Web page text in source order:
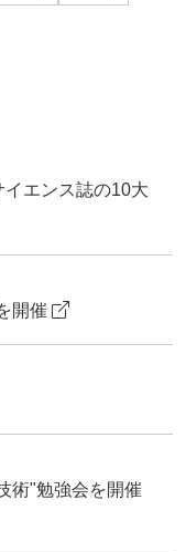
エンス誌の10大
開催
術"勉強会を開催